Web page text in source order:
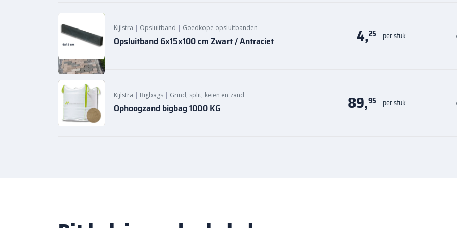
Kijlstra | Opsluitband | Goedkope opsluitbanden
Opsluitband 6x15x100 cm Zwart / Antraciet 4,25 per stuk
Kijlstra | Bigbags | Grind, split, keien en zand
Ophoogzand bigbag 1000 KG 89,95 per stuk